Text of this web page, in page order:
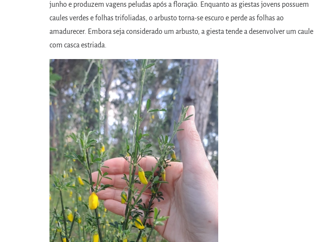
junho e produzem vagens peludas após a floração. Enquanto as giestas jovens possuem
caules verdes e folhas trifoliadas, o arbusto torna-se escuro e perde as folhas ao
amadurecer. Embora seja considerado um arbusto, a giesta tende a desenvolver um caule
com casca estriada.